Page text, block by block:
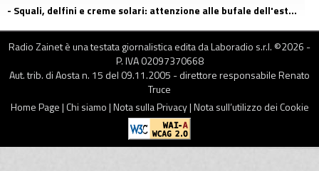
- Squali, delfini e creme solari: attenzione alle bufale dell'estate
Radio Zainet è una testata giornalistica edita da Laboradio s.r.l. ©2026 -
P. IVA 02097370668
Aut. trib. di Aosta n. 15 del 09.11.2005 - direttore responsabile Renato
Truce
Home Page|Chi siamo|Nota sulla Privacy|Nota sull’utilizzo dei Cookie